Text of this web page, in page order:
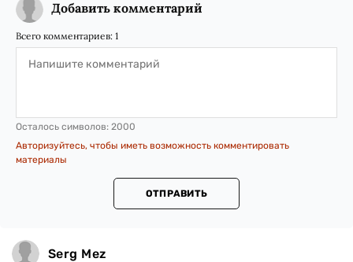
Добавить комментарий
Всего комментариев: 1
Осталось символов: 2000
Авторизуйтесь, чтобы иметь возможность комментировать
материалы
ОТПРАВИТЬ
Serg Mez